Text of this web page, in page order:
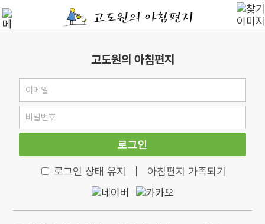
고도원의 아침편지
로그인
로그인 상태 유지 아침편지 가족되기